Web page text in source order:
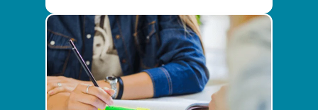
adolescentes en un buen uso
de las redes sociales con el fin
de prevenir el machismo y
fomentar la igualdad.